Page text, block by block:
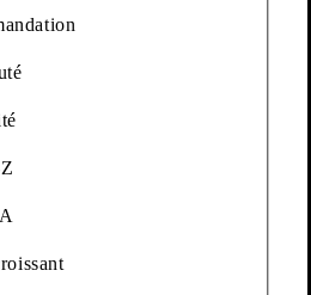
favoris: HILLARY BALLERINES